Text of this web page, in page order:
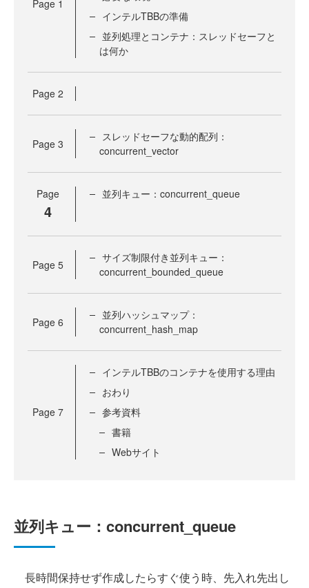
Page 1
インテルTBBの準備
並列処理とコンテナ：スレッドセーフと
は何か
Page 2
Page 3
スレッドセーフな動的配列：
concurrent_vector
Page
4
並列キュー：concurrent_queue
Page 5
サイズ制限付き並列キュー：
concurrent_bounded_queue
Page 6
並列ハッシュマップ：
concurrent_hash_map
Page 7
インテルTBBのコンテナを使用する理由
おわり
参考資料
書籍
Webサイト
並列キュー：concurrent_queue
長時間保持せず作成したらすぐ使う時、先入れ先出し